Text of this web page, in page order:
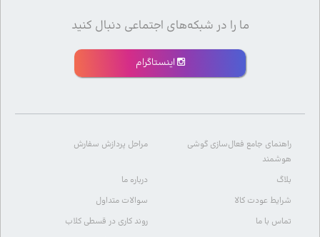
ما را در شبکه‌های اجتماعی دنبال کنید
اینستاگرام
راهنمای جامع فعال‌سازی گوشی
هوشمند
مراحل پردازش سفارش
بلاگ
درباره ما
شرایط عودت کالا
سوالات متداول
تماس با ما
روند کاری در قسطی کلاب